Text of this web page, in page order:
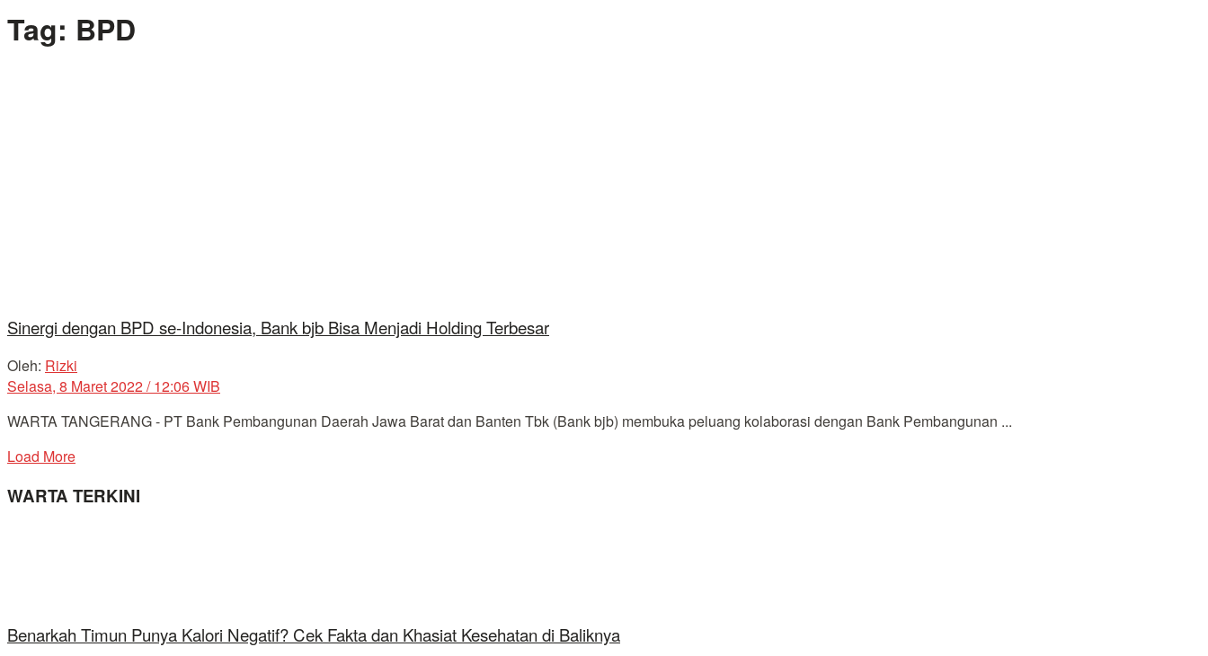
Tag: BPD
Sinergi dengan BPD se-Indonesia, Bank bjb Bisa Menjadi Holding Terbesar
Oleh: Rizki
Selasa, 8 Maret 2022 / 12:06 WIB
WARTA TANGERANG - PT Bank Pembangunan Daerah Jawa Barat dan Banten Tbk (Bank bjb) membuka peluang kolaborasi dengan Bank Pembangunan ...
Load More
WARTA TERKINI
Benarkah Timun Punya Kalori Negatif? Cek Fakta dan Khasiat Kesehatan di Baliknya